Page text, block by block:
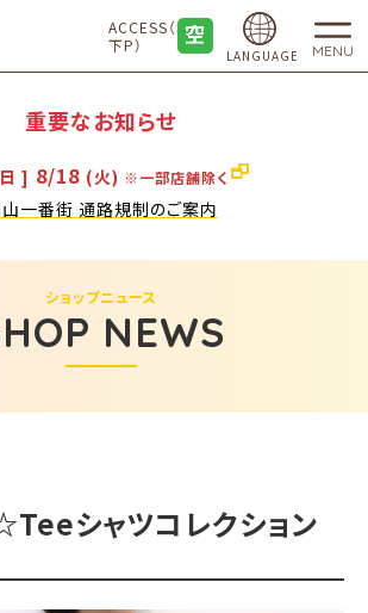
ACCESS（地
下P）
LANGUAGE MENU
重要なお知らせ
] 8/18 (火) ※一部店舗除く
一番街 通路規制のご案内
NEWS
ショップニュース
シャツコレクション